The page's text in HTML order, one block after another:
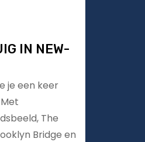
IN NEW-
je een keer
The
Bridge en